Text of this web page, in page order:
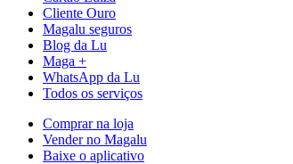
Cliente Ouro
Magalu seguros
Blog da Lu
Maga +
WhatsApp da Lu
Todos os serviços
Comprar na loja
Vender no Magalu
Baixe o aplicativo